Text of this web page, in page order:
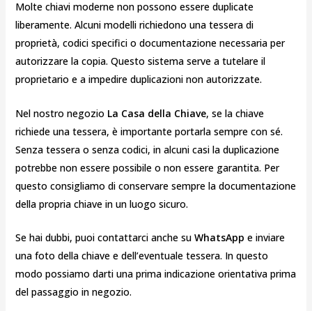
Molte chiavi moderne non possono essere duplicate
liberamente. Alcuni modelli richiedono una tessera di
proprietà, codici specifici o documentazione necessaria per
autorizzare la copia. Questo sistema serve a tutelare il
proprietario e a impedire duplicazioni non autorizzate.
Nel nostro negozio La Casa della Chiave, se la chiave
richiede una tessera, è importante portarla sempre con sé.
Senza tessera o senza codici, in alcuni casi la duplicazione
potrebbe non essere possibile o non essere garantita. Per
questo consigliamo di conservare sempre la documentazione
della propria chiave in un luogo sicuro.
Se hai dubbi, puoi contattarci anche su WhatsApp e inviare
una foto della chiave e dell’eventuale tessera. In questo
modo possiamo darti una prima indicazione orientativa prima
del passaggio in negozio.